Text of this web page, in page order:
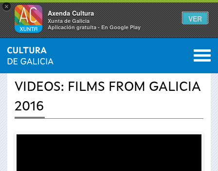
×
Axenda Cultura
Xunta de Galicia
Aplicación gratuíta - En Google Play
VER
Vostede
aquí
INICIO › ACTUALIDADE 0
VIDEOS: FILMS FROM GALICIA
2016